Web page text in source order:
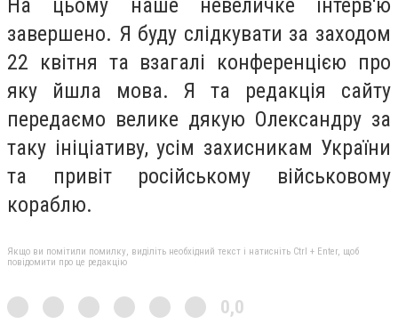
завершено. Я буду слідкувати за заходом
22 квітня та взагалі конференцією про
яку йшла мова. Я та редакція сайту
передаємо велике дякую Олександру за
таку ініціативу, усім захисникам України
та привіт російському військовому
кораблю.
Якщо ви помітили помилку, виділіть необхідний текст і натисніть Ctrl + Enter, щоб
повідомити про це редакцію
0,0